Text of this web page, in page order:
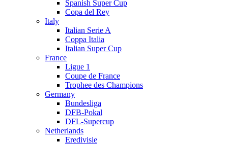
Spanish Super Cup
Copa del Rey
Italy
Italian Serie A
Coppa Italia
Italian Super Cup
France
Ligue 1
Coupe de France
Trophee des Champions
Germany
Bundesliga
DFB-Pokal
DFL-Supercup
Netherlands
Eredivisie